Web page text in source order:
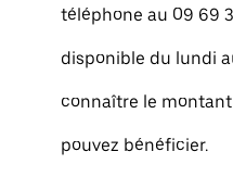
téléphone au 09 69
disponible du lundi
connaître le
pouvez bénéficier.